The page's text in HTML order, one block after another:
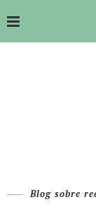
Blog sobre